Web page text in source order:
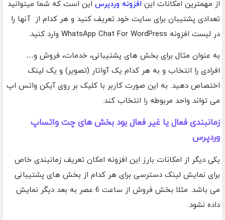
از مهمترین امکانات این افزونه وردپرس این است که شما میتوانید
تعدادی پشتیبان برای سایت خود تعریف کنید و هر کدام از آنها را
در لیست افزونه WhatsApp Chat For WordPress وارد کنید.
به عنوان مثال برای بخش های پشتیبانی، خدمات، فروش و…
افرادی را انتخاب و به هر کدام یک آواتار (تصویر) و یک لینک
اختصاص دهید. به این صورت کاربر با کلیک بر روی آیکن واتس اپ
می تواند واحد مربوطه را انتخاب کند.
زمانبندی فعال یا غیر فعال بود بخش های چت واتساپ
وردپرس
یکی دیگر از امکانات بارز این افزونه امکان تعریف زمانبندی خاص
برای نمایش لینک دسترسی برای هر کدام از بخش های پشتیبانی
می باشد. مثلا بخش فروش از ساعت 6 عصر به بعد دیگر نمایش
داده نشود.